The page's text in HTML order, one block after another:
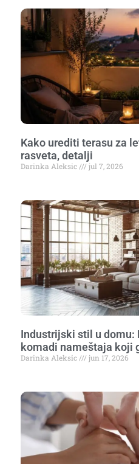
Kako urediti terasu za
rasveta, detalji
Darinka Aleksic jul 7, 2026
Industrijski stil u domu:
komadi nameštaja koji
Darinka Aleksic jun 17, 2026